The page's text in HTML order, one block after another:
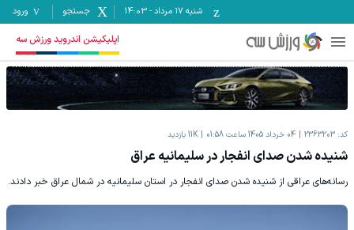
شنبه ۱۷ مرداد -
14:03 جستجو ورود
اپلیکیشن اندروید ورزش سه
کد: 2363203 04 خرداد 1405 ساعت 01:58 11K بازدید
شنیده شدن صدای انفجار در سلیمانیه عراق
رسانه‌های عراقی از شنیده شدن صدای انفجار در استان سلیمانیه در شمال عراق خبر دادند.